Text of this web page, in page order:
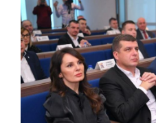
КАНДИДАТА
НА ГРАДСКИ
ДОДАТАК ЗА
ВОЈСКЕ
СОЦИЈАЛНЕ